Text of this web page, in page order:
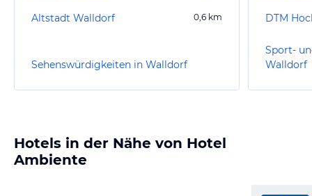
Altstadt Walldorf 0,6 km
Sehenswürdigkeiten in Walldorf
DTM
Sport-
Walldorf
Hotels in der Nähe von Hotel
Ambiente